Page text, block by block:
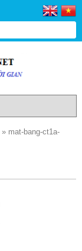
» mat-bang-ct1a-